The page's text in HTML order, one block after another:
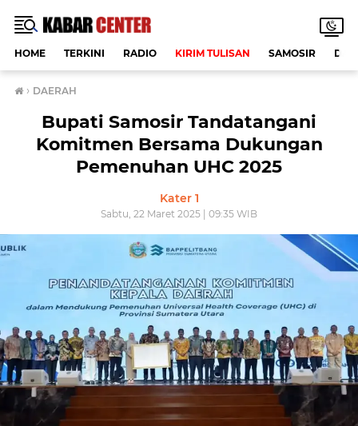
HOME TERKINI RADIO KIRIM TULISAN SAMOSIR
› DAERAH
Bupati Samosir Tandatangani
Komitmen Bersama Dukungan
Pemenuhan UHC 2025
Kater 1
Sabtu, 22 Maret 2025 | 09:35 WIB